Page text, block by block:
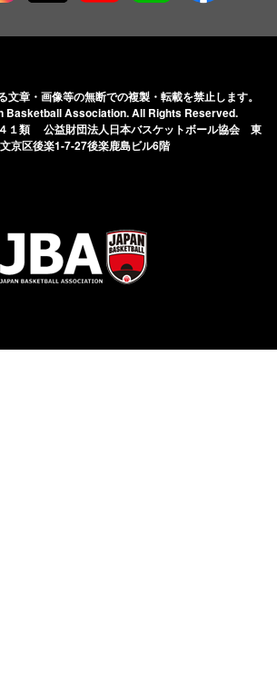
文章・画像等の無断での複製・転載を禁止します。
Basketball Association.All Rights Reserved.
１類 公益財団法人日本バスケットボール協会 東
京区後楽1-7-27後楽鹿島ビル6階